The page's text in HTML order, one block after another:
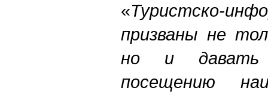
«Туристско-
призваны не
но и давать
посещению